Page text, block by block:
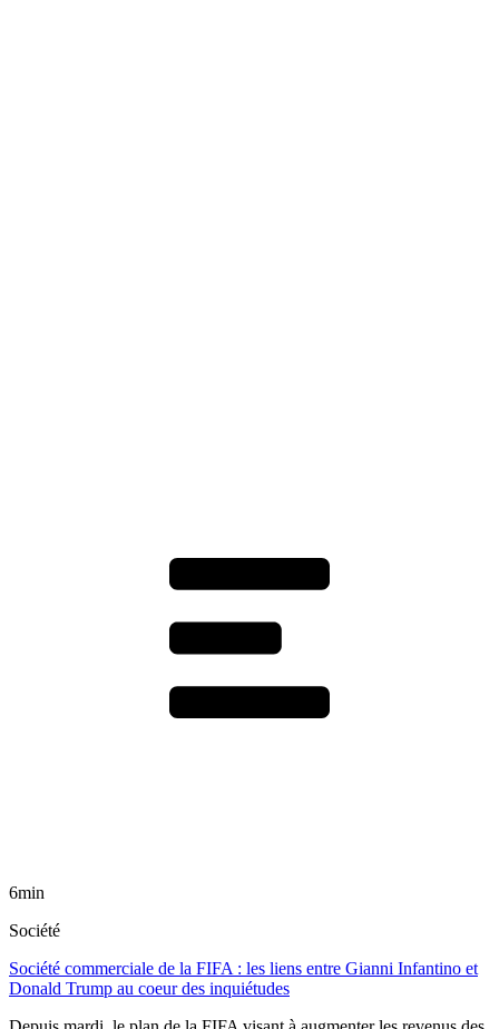
6min
Société
Société commerciale de la FIFA : les liens entre Gianni Infantino et
Donald Trump au coeur des inquiétudes